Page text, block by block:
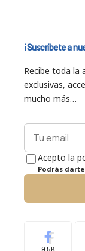
¡Suscríbete a
Recibe toda la
exclusivas,
mucho más…
Acepto la
Podrás
9.5K